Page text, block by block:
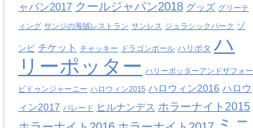
ャパン2017 クールジャパン2018 グッズ グリーテ
ィング サンジの海賊レストラン サンレス ジュラシックパーク ゾ
ンビ チケット チャッキー ドラゴンボール ハリポタ ハ
リーポッター ハリーポッターアンドザフォー
ビドゥンジャーニー ハロウィン2015 ハロウィン2016 ハロウ
ィン2017 パレード ヒルナンデス ホラーナイト2015